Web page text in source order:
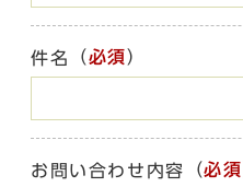
件名 （必須）
お問い合わせ内容 （必須